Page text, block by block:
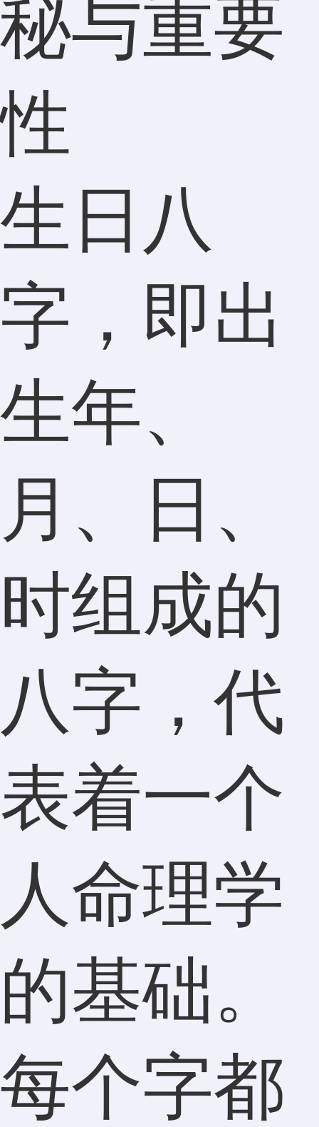
秘与重要
性
生日八
字，即出
生年、
月、日、
时组成的
八字，代
表着一个
人命理学
的基础。
每个字都